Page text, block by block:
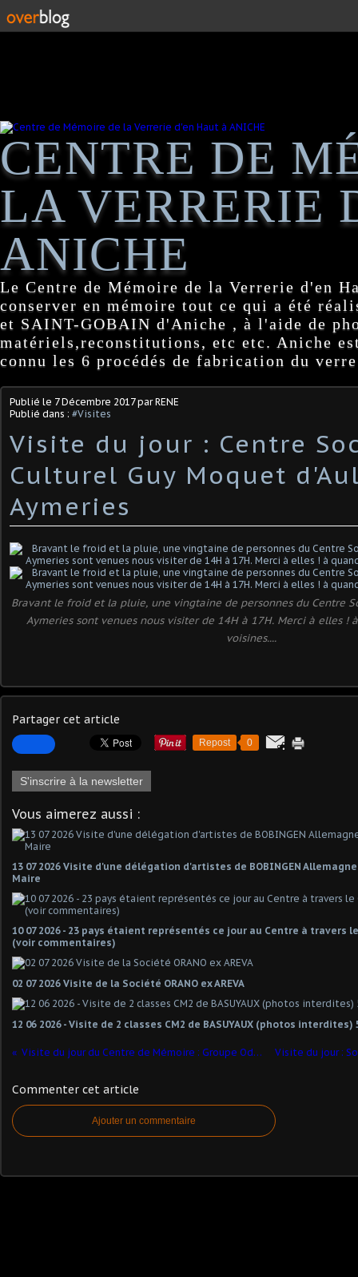
CENTRE DE
LA VERRERIE
ANICHE
Le Centre de Mémoire de la Verrerie d'en
conserver en mémoire tout ce qui a été
et SAINT-GOBAIN d'Aniche , à l'aide de
matériels,reconstitutions, etc etc. Aniche
connu les 6 procédés de fabrication du
Publié le 7 Décembre 2017par RENE
Publié dans : #Visites
Visite du jour : Centre
Culturel Guy Moquet
Aymeries
Bravant le froid et la pluie, une vingtaine de personnes du Centre
Aymeries sont venues nous visiter de 14H à 17H. Merci à elles !
voisines....
Partager cet article
Repost 0
S'inscrire à la newsletter
Vous aimerez aussi :
13 07 2026 Visite d'une délégation d'artistes de BOBINGEN
Maire
10 07 2026 - 23 pays étaient représentés ce jour au Centre à travers le
(voir commentaires)
02 07 2026 Visite de la Société ORANO ex AREVA
12 06 2026 - Visite de 2 classes CM2 de BASUYAUX (photos interdites)
Visite du jour du Centre de Mémoire : Groupe Odyssée et OT de la CCCO
Commenter cet article
Ajouter un commentaire